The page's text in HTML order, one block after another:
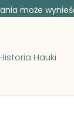
może
Hauki